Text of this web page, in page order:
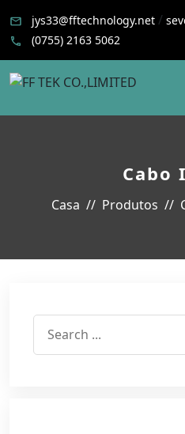
jys33@fftechnology.net /
(0755) 2163 5062
Cabo
Casa Produtos